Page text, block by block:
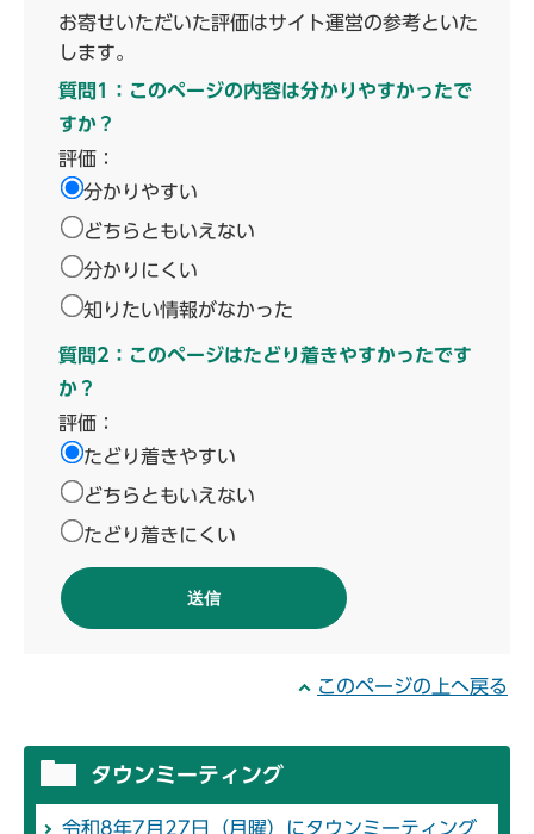
お寄せいただいた評価はサイト運営の参考といた
します。
質問1：このページの内容は分かりやすかったで
すか？
評価：
分かりやすい
どちらともいえない
分かりにくい
知りたい情報がなかった
質問2：このページはたどり着きやすかったです
か？
評価：
たどり着きやすい
どちらともいえない
たどり着きにくい
このページの上へ戻る
タウンミーティング
令和8年7月27日（月曜）にタウンミーティング